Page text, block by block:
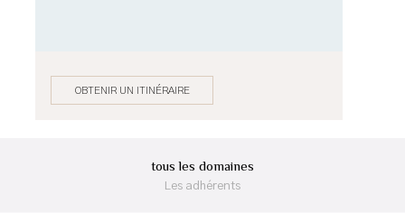
OBTENIR UN ITINÉRAIRE
tous les domaines
Les adhérents